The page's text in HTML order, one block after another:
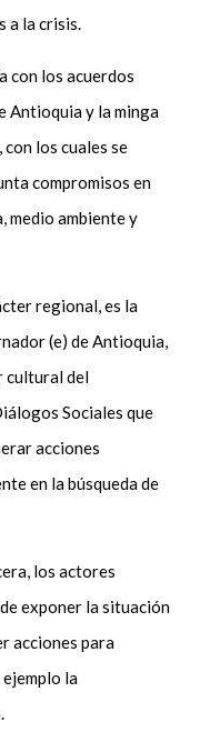
a la crisis.
con los acuerdos
Antioquia y la minga
los cuales se
compromisos en
medio ambiente y
regional, es la
(e) de Antioquia,
cultural del
Sociales que
acciones
en la búsqueda de
los actores
exponer la situación
acciones para
la